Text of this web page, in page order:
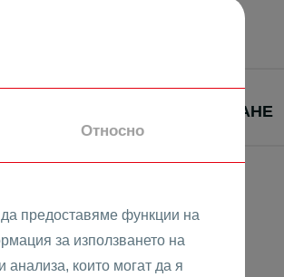
НАПРАВИ ЗАПИТВАНЕ
Относно
предоставяме функции на
за използването на
които могат да я